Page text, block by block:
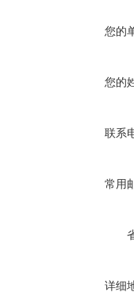
您的
您的
联系
常用
详细